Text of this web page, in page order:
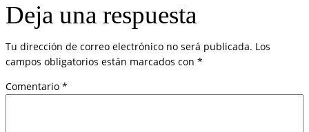
Deja una respuesta
Tu dirección de correo electrónico no será publicada. Los
campos obligatorios están marcados con *
Comentario *